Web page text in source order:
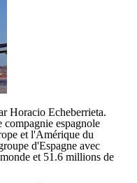
Horacio Echeberrieta.
compagnie espagnole
et l'Amérique du
d'Espagne avec
et 51.6 millions de